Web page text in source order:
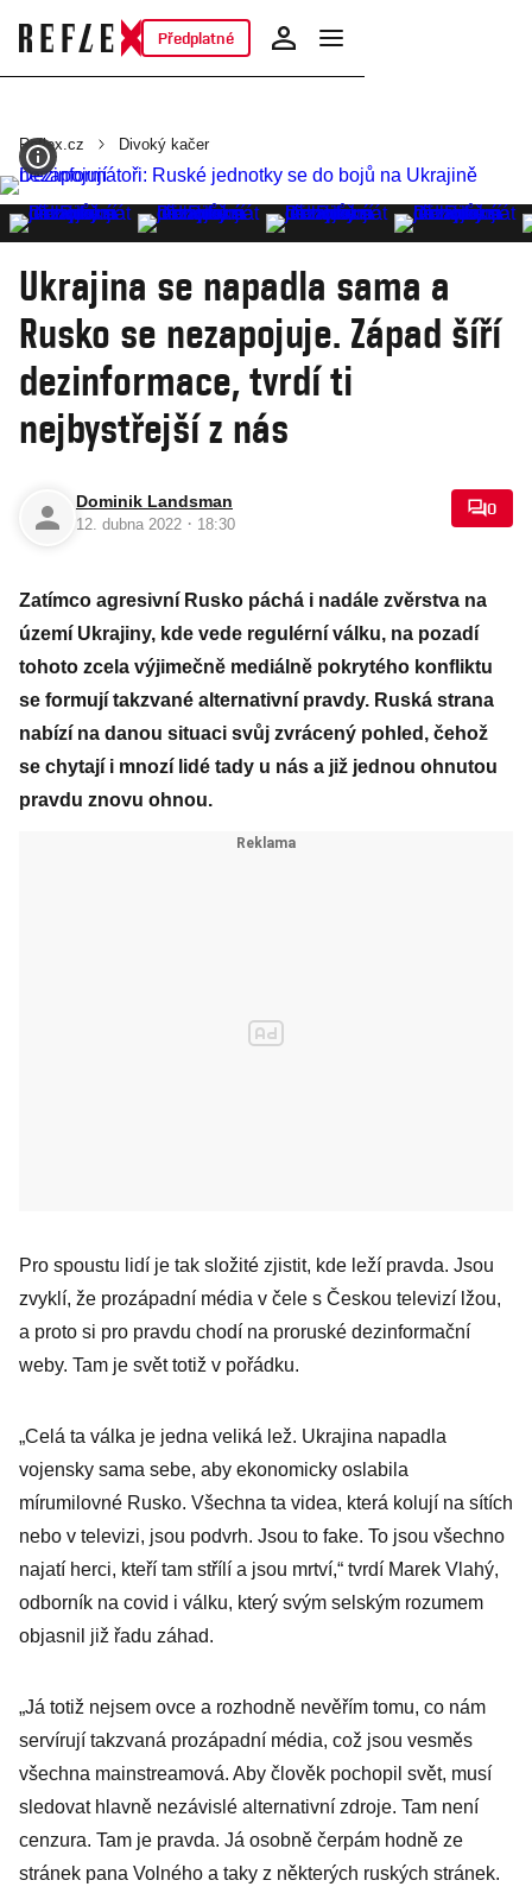
Předplatné
Reflex.cz Divoký kačer
Ukrajina se napadla sama a
Rusko se nezapojuje. Západ šíří
dezinformace, tvrdí ti
nejbystřejší z nás
Dominik Landsman
12. dubna 2022 · 18:30
0
Zatímco agresivní Rusko páchá i nadále zvěrstva na
území Ukrajiny, kde vede regulérní válku, na pozadí
tohoto zcela výjimečně mediálně pokrytého konfliktu
se formují takzvané alternativní pravdy. Ruská strana
nabízí na danou situaci svůj zvrácený pohled, čehož
se chytají i mnozí lidé tady u nás a již jednou ohnutou
pravdu znovu ohnou.
Pro spoustu lidí je tak složité zjistit, kde leží pravda. Jsou
zvyklí, že prozápadní média v čele s Českou televizí lžou,
a proto si pro pravdu chodí na proruské dezinformační
weby. Tam je svět totiž v pořádku.
„Celá ta válka je jedna veliká lež. Ukrajina napadla
vojensky sama sebe, aby ekonomicky oslabila
mírumilovné Rusko. Všechna ta videa, která kolují na sítích
nebo v televizi, jsou podvrh. Jsou to fake. To jsou všechno
najatí herci, kteří tam střílí a jsou mrtví,“ tvrdí Marek Vlahý,
odborník na covid i válku, který svým selským rozumem
objasnil již řadu záhad.
„Já totiž nejsem ovce a rozhodně nevěřím tomu, co nám
servírují takzvaná prozápadní média, což jsou vesměs
všechna mainstreamová. Aby člověk pochopil svět, musí
sledovat hlavně nezávislé alternativní zdroje. Tam není
cenzura. Tam je pravda. Já osobně čerpám hodně ze
stránek pana Volného a taky z některých ruských stránek.